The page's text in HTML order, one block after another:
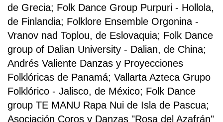
de Grecia; Folk Dance Group Purpuri - Hollola,
de Finlandia; Folklore Ensemble Orgonina -
Vranov nad Toplou, de Eslovaquia; Folk Dance
group of Dalian University - Dalian, de China;
Andrés Valiente Danzas y Proyecciones
Folklóricas de Panamá; Vallarta Azteca Grupo
Folklórico - Jalisco, de México; Folk Dance
group TE MANU Rapa Nui de Isla de Pascua;
Asociación Coros y Danzas "Rosa del Azafrán"